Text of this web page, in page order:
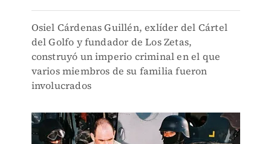
Osiel Cárdenas Guillén, exlíder del Cártel
del Golfo y fundador de Los Zetas,
construyó un imperio criminal en el que
varios miembros de su familia fueron
involucrados